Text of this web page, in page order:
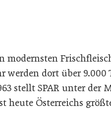
modernsten
werden dort über 9.000
stellt SPAR unter der
heute Österreichs